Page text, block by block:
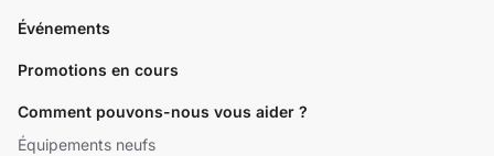
Événements
Promotions en cours
Comment pouvons-nous vous aider ?
Équipements neufs